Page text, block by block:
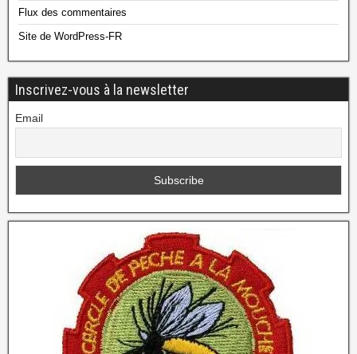
Flux des commentaires
Site de WordPress-FR
Inscrivez-vous à la newsletter
Email